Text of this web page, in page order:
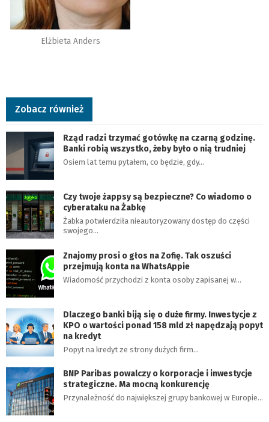
Elżbieta Anders
Zobacz również
Rząd radzi trzymać gotówkę na czarną godzinę.
Banki robią wszystko, żeby było o nią trudniej
Osiem lat temu pytałem, co będzie, gdy…
Czy twoje żappsy są bezpieczne? Co wiadomo o
cyberataku na Żabkę
Żabka potwierdziła nieautoryzowany dostęp do części
swojego…
Znajomy prosi o głos na Zofię. Tak oszuści
przejmują konta na WhatsAppie
Wiadomość przychodzi z konta osoby zapisanej w…
Dlaczego banki biją się o duże firmy. Inwestycje z
KPO o wartości ponad 158 mld zł napędzają popyt
na kredyt
Popyt na kredyt ze strony dużych firm…
BNP Paribas powalczy o korporacje i inwestycje
strategiczne. Ma mocną konkurencję
Przynależność do największej grupy bankowej w Europie…